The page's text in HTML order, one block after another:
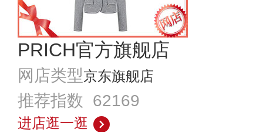
PRICH官方旗舰店
网店类型京东旗舰店
推荐指数 62169
进店逛一逛